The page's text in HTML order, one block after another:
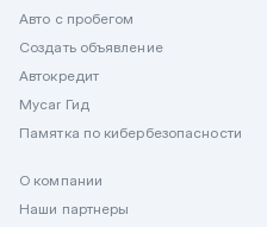
Авто с пробегом
Создать объявление
Автокредит
Mycar Гид
Памятка по кибербезопасности
О компании
Наши партнеры